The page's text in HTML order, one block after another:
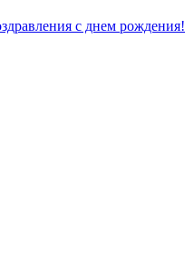
с днем рождения!